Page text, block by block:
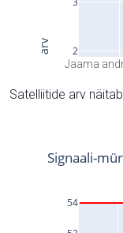
Jaama
Satelliitide arv